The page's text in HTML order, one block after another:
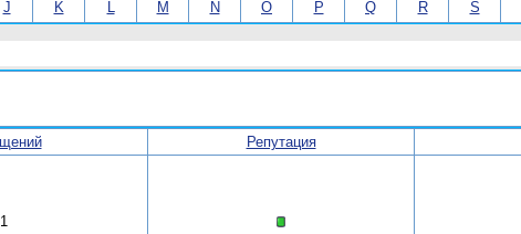
J K L M N O P Q R S
Репутация
1